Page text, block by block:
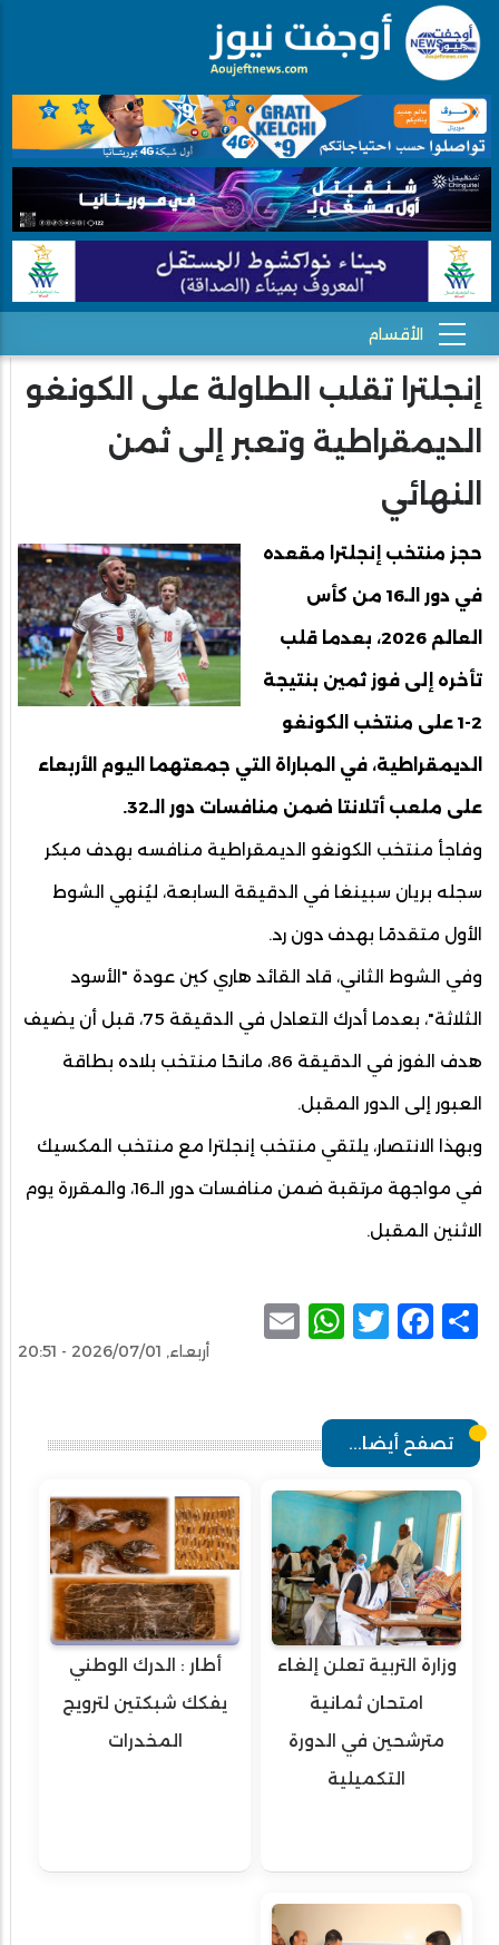
إنجلترا تقلب الطاولة على الكونغو
الديمقراطية وتعبر إلى ثمن
النهائي
حجز منتخب إنجلترا مقعده
في دور الـ16 من كأس
العالم 2026، بعدما قلب
تأخره إلى فوز ثمين بنتيجة
2-1 على منتخب الكونغو
الديمقراطية، في المباراة التي جمعتهما اليوم الأربعاء
على ملعب أتلانتا ضمن منافسات دور الـ32.
وفاجأ منتخب الكونغو الديمقراطية منافسه بهدف مبكر
سجله بريان سبينغا في الدقيقة السابعة، ليُنهي الشوط
الأول متقدمًا بهدف دون رد.
وفي الشوط الثاني، قاد القائد هاري كين عودة "الأسود
الثلاثة"، بعدما أدرك التعادل في الدقيقة 75، قبل أن يضيف
هدف الفوز في الدقيقة 86، مانحًا منتخب بلاده بطاقة
العبور إلى الدور المقبل.
وبهذا الانتصار، يلتقي منتخب إنجلترا مع منتخب المكسيك
في مواجهة مرتقبة ضمن منافسات دور الـ16، والمقررة يوم
الاثنين المقبل.
Share
Facebook
Twitter
WhatsApp
أربعاء, 2026/07/01 - 20:51
تصفح أيضا...
وزارة التربية تعلن إلغاء
امتحان ثمانية
مترشحين في الدورة
التكميلية
أطار : الدرك الوطني
يفكك شبكتين لترويج
المخدرات